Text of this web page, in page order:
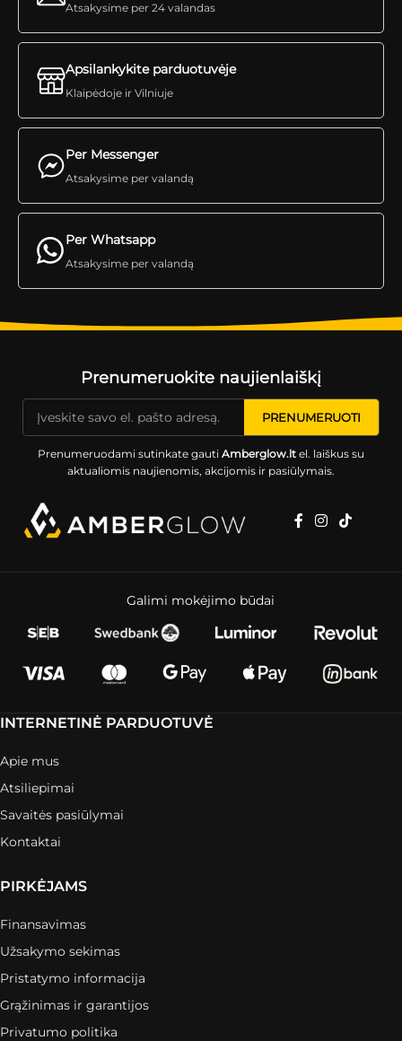
Per Messenger
Atsakysime per valandą
Atsakysime per 24 valandas
Apsilankykite parduotuvėje
Klaipėdoje ir Vilniuje
Per Whatsapp
Atsakysime per valandą
Prenumeruokite naujienlaiškį
Prenumeruodami sutinkate gauti Amberglow.ltel. laiškus su
aktualiomis naujienomis, akcijomis ir pasiūlymais.
Galimi mokėjimo būdai
INTERNETINĖ PARDUOTUVĖ
Apie mus
Atsiliepimai
Savaitės pasiūlymai
Kontaktai
PIRKĖJAMS
Finansavimas
Užsakymo sekimas
Pristatymo informacija
Grąžinimas ir garantijos
Privatumo politika